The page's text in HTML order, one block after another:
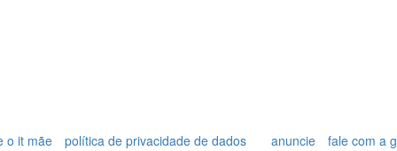
o it mãe política de privacidade de dados anuncie fale com a